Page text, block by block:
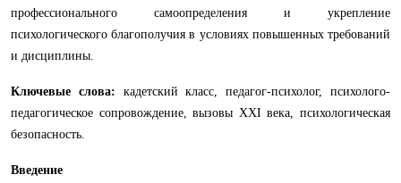
профессионального самоопределения и укрепление
психологического благополучия в условиях повышенных требований
и дисциплины.
Ключевые слова: кадетский класс, педагог-психолог, психолого-
педагогическое сопровождение, вызовы XXI века, психологическая
безопасность.
Введение